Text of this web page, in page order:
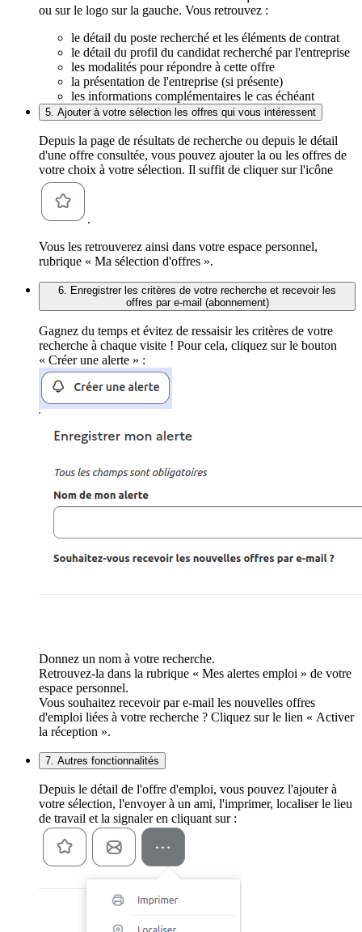
ou sur le logo sur la gauche. Vous retrouvez :
le détail du poste recherché et les éléments de contrat
le détail du profil du candidat recherché par l'entreprise
les modalités pour répondre à cette offre
la présentation de l'entreprise (si présente)
les informations complémentaires le cas échéant
5. Ajouter à votre sélection les offres qui vous intéressent
Depuis la page de résultats de recherche ou depuis le détail
d'une offre consultée, vous pouvez ajouter la ou les offres de
votre choix à votre sélection. Il suffit de cliquer sur l'icône
.
Vous les retrouverez ainsi dans votre espace personnel,
rubrique « Ma sélection d'offres ».
6. Enregistrer les critères de votre recherche et recevoir les
offres par e-mail (abonnement)
Gagnez du temps et évitez de ressaisir les critères de votre
recherche à chaque visite ! Pour cela, cliquez sur le bouton
« Créer une alerte » :
Donnez un nom à votre recherche.
Retrouvez-la dans la rubrique « Mes alertes emploi » de votre
espace personnel.
Vous souhaitez recevoir par e-mail les nouvelles offres
d'emploi liées à votre recherche ? Cliquez sur le lien « Activer
la réception ».
7. Autres fonctionnalités
Depuis le détail de l'offre d'emploi, vous pouvez l'ajouter à
votre sélection, l'envoyer à un ami, l'imprimer, localiser le lieu
de travail et la signaler en cliquant sur :